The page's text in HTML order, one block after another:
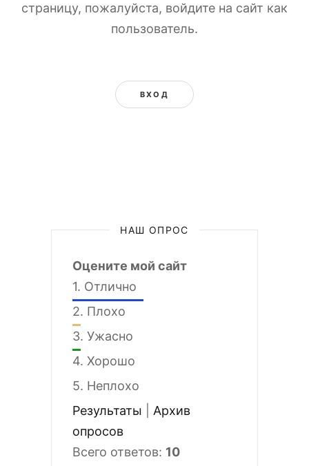
страницу, пожалуйста, войдите на сайт как
пользователь.
ВХОД
НАШ ОПРОС
Оцените мой сайт
1. Отлично
2. Плохо
3. Ужасно
4. Хорошо
5. Неплохо
Результаты
Архив
опросов
Всего ответов: 10